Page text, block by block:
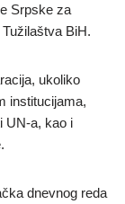
Srpske za
BiH.
ukoliko
institucijama,
UN-a, kao i
dnevnog reda